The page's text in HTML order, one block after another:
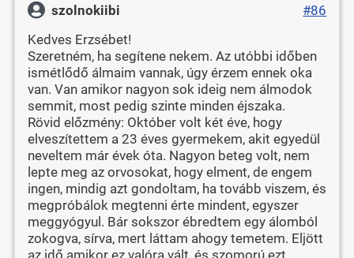
szolnokiibi
#86
Kedves Erzsébet!
Szeretném, ha segítene nekem. Az utóbbi időben
ismétlődő álmaim vannak, úgy érzem ennek oka
van. Van amikor nagyon sok ideig nem álmodok
semmit, most pedig szinte minden éjszaka.
Rövid előzmény: Október volt két éve, hogy
elveszítettem a 23 éves gyermekem, akit egyedül
neveltem már évek óta. Nagyon beteg volt, nem
lepte meg az orvosokat, hogy elment, de engem
ingen, mindig azt gondoltam, ha tovább viszem, és
megpróbálok megtenni érte mindent, egyszer
meggyógyul. Bár sokszor ébredtem egy álomból
zokogva, sírva, mert láttam ahogy temetem. Eljött
az idő amikor ez valóra vált, és szomorú ezt